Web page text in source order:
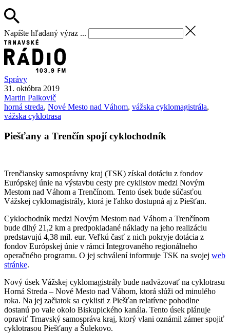
Napíšte hľadaný výraz ...
Správy
31. októbra 2019
Martin Palkovič
horná streda, Nové Mesto nad Váhom, vážska cyklomagistrála,
vážska cyklotrasa
Piešťany a Trenčín spojí cyklochodník
Trenčiansky samosprávny kraj (TSK) získal dotáciu z fondov
Európskej únie na výstavbu cesty pre cyklistov medzi Novým
Mestom nad Váhom a Trenčínom. Tento úsek bude súčasťou
Vážskej cyklomagistrály, ktorá je ľahko dostupná aj z Piešťan.
Cyklochodník medzi Novým Mestom nad Váhom a Trenčínom
bude dlhý 21,2 km a predpokladané náklady na jeho realizáciu
predstavujú 4,38 mil. eur. Veľkú časť z nich pokryje dotácia z
fondov Európskej únie v rámci Integrovaného regionálneho
operačného programu. O jej schválení informuje TSK na svojej web
stránke.
Nový úsek Vážskej cyklomagistrály bude nadväzovať na cyklotrasu
Horná Streda – Nové Mesto nad Váhom, ktorá slúži od minulého
roka. Na jej začiatok sa cyklisti z Piešťan relatívne pohodlne
dostanú po vale okolo Biskupického kanála. Tento úsek plánuje
opraviť Trnavský samospráva kraj, ktorý vlani oznámil zámer spojiť
cyklotrasou Piešťany a Šulekovo.